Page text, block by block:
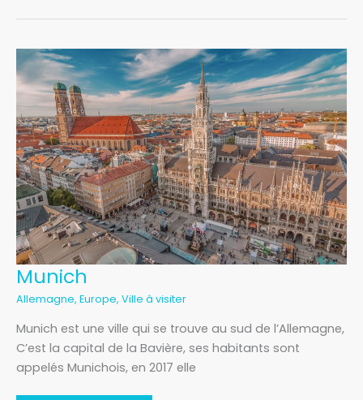
Munich
Allemagne, Europe, Ville à visiter
Munich est une ville qui se trouve au sud de l’Allemagne,
C’est la capital de la Bavière, ses habitants sont
appelés Munichois, en 2017 elle
Munich